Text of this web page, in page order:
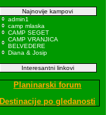
Najnovije kampovi
admin1
camp mlaska
CAMP SEGET
CAMP VRANJICA
BELVEDERE
Diana & Josip
Interesantni linkovi
Planinarski forum
Destinacije po gledanosti